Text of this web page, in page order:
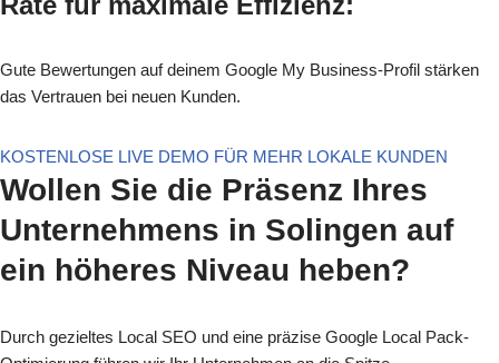
Gute Bewertungen auf deinem Google My Business-Profil stärken
das Vertrauen bei neuen Kunden.
KOSTENLOSE LIVE DEMO FÜR MEHR LOKALE KUNDEN
Wollen Sie die Präsenz Ihres
Unternehmens in Solingen auf
ein höheres Niveau heben?
Durch gezieltes Local SEO und eine präzise Google Local Pack-